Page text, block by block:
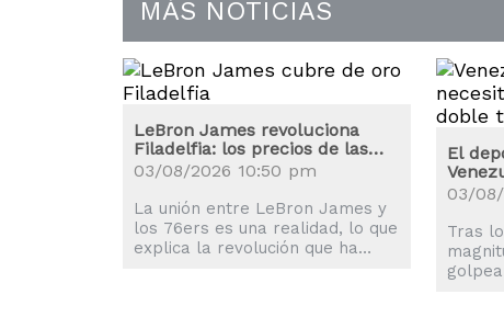
MÁS NOTICIAS
LeBron James revoluciona
Filadelfia: los precios de las
entradas se disparan
03/08/2026 10:50 pm
La unión entre LeBron James y
los 76ers es una realidad, lo que
explica la revolución que ha
El
03/
Tras